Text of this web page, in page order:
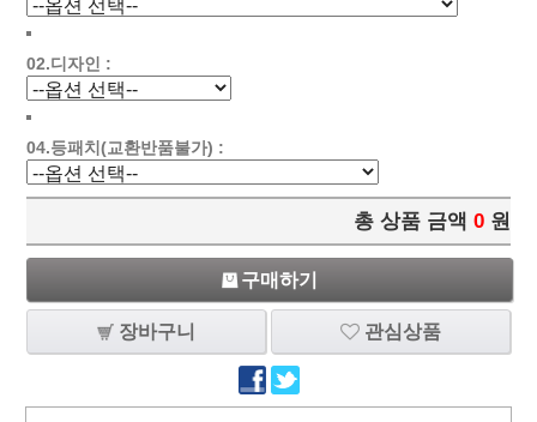
02.디자인 :
04.등패치(교환반품불가) :
총 상품 금액 0 원
구매하기
장바구니 관심상품